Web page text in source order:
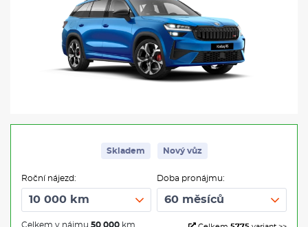
Skladem Nový vůz
Roční nájezd:
Celkem v nájmu 50 000 km
Doba pronájmu: